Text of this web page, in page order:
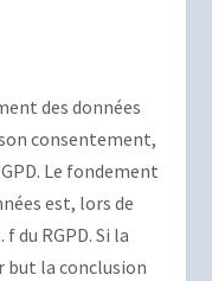
des données
consentement,
Le fondement
est, lors de
du RGPD. Si la
but la conclusion